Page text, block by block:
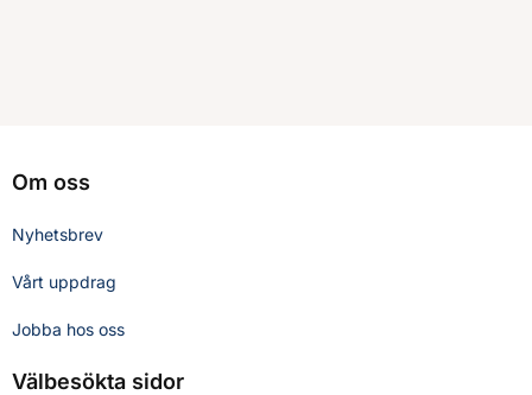
Om oss
Nyhetsbrev
Vårt uppdrag
Jobba hos oss
Välbesökta sidor